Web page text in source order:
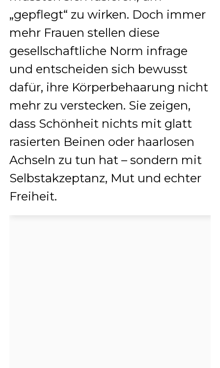
„gepflegt“ zu wirken. Doch immer
mehr Frauen stellen diese
gesellschaftliche Norm infrage
und entscheiden sich bewusst
dafür, ihre Körperbehaarung nicht
mehr zu verstecken. Sie zeigen,
dass Schönheit nichts mit glatt
rasierten Beinen oder haarlosen
Achseln zu tun hat – sondern mit
Selbstakzeptanz, Mut und echter
Freiheit.